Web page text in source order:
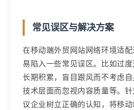
常见误区与解决方案
在移动端外贸网站网络环境适
易陷入一些常见误区。比如过
长期积累，盲目跟风而不考虑
技术层面而忽视内容质量等。
议企业树立正确的认知，将移